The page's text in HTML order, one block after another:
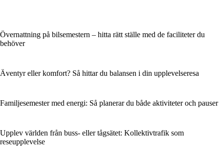
Övernattning på bilsemestern – hitta rätt ställe med de faciliteter du
behöver
Äventyr eller komfort? Så hittar du balansen i din upplevelseresa
Familjesemester med energi: Så planerar du både aktiviteter och pauser
Upplev världen från buss- eller tågsätet: Kollektivtrafik som
reseupplevelse